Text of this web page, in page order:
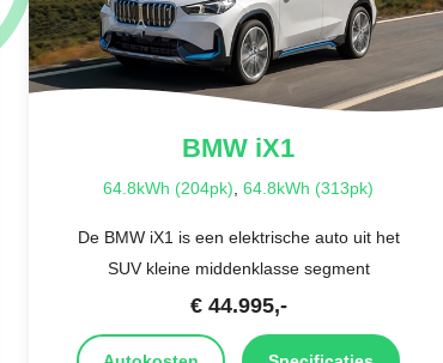
BMW iX1
64.8kWh (204pk), 64.8kWh (313pk)
De BMW iX1 is een elektrische auto uit het
SUV kleine middenklasse segment
€ 44.995,-